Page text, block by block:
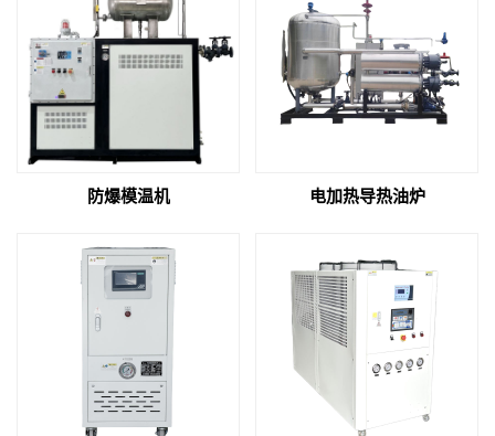
防爆模温机 电加热导热油炉